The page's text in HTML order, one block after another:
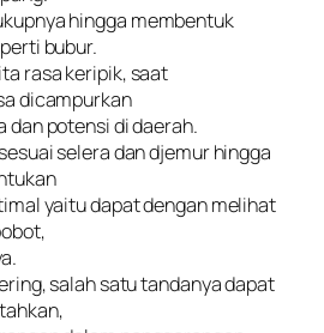
hingga membentuk
bubur.
rasa keripik, saat
dicampurkan
dan potensi di daerah.
selera dan djemur hingga
yaitu dapat dengan melihat
salah satu tandanya dapat